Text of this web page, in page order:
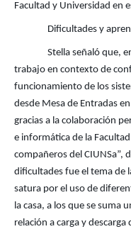
Facultad y Universidad en
Dificultades y
Stella señaló que,
trabajo en contexto de
funcionamiento de los
desde Mesa de Entradas
gracias a la colaboración
e informática de la
compañeros del CIUNSa”,
dificultades fue el tema de
satura por el uso de
la casa, a los que se suma
relación a carga y